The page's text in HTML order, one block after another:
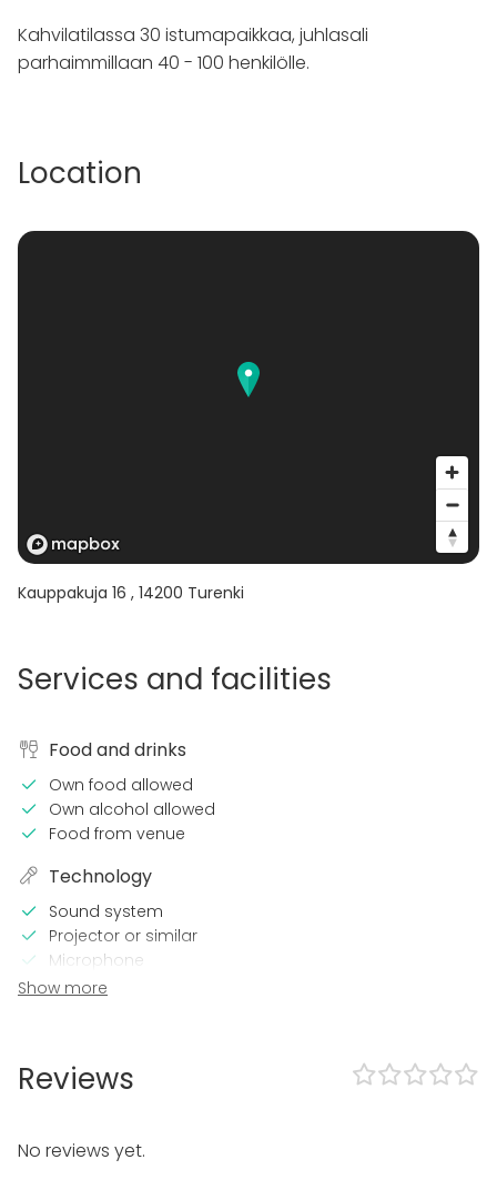
Kahvilatilassa 30 istumapaikkaa, juhlasali
parhaimmillaan 40 - 100 henkilölle.
Location
Kauppakuja 16 , 14200 Turenki
Services and facilities
Food and drinks
Own food allowed
Own alcohol allowed
Food from venue
Technology
Sound system
Projector or similar
Microphone
Wi-Fi
Dance floor
Show more
Reviews
No reviews yet.